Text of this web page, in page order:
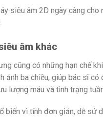
siêu âm 2D ngày càng
âm khác
cũng có những hạn chế
ảnh ba chiều, giúp bác sĩ
lượng máu và tình trạng
biến vì tính đơn giản, dễ sử